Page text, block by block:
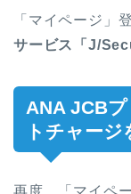
「マイページ」
サービス「J/
ANA JCB
トチャージ